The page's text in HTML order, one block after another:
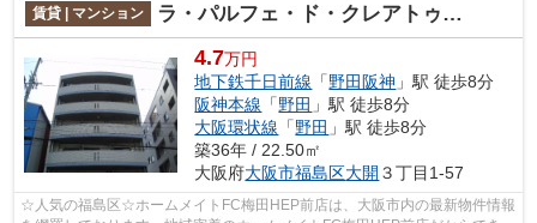
賃貸 | マンション ラ・パルフェ・ド・クレアトゥール
4.7万円
地下鉄千日前線 「野田阪神 」駅 徒歩8分
阪神本線 「野田 」駅 徒歩8分
大阪環状線 「野田 」駅 徒歩8分
築36年 / 22.50㎡
大阪府大阪市福島区大開 ３丁目1-57
☆人気の福島区☆ホームメイトFC梅田HEP前店は、大阪市内の最新物件情報